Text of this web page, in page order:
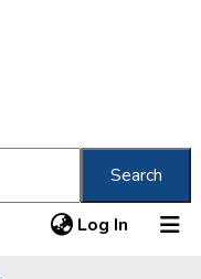
Search
Log In (current)